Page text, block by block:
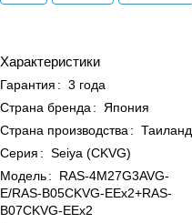
Характеристики
Гарантия : 3 года
Страна бренда :
Япония
Страна производства : Таиланд
Серия : Seiya (CKVG)
Модель:
RAS-4M27G3AVG-
E/RAS-B05CKVG-EEx2+RAS-
B07CKVG-EEx2